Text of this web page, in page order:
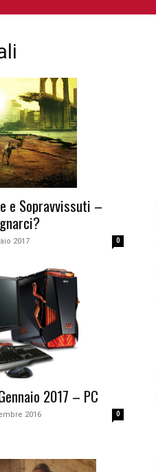
e Sopravvissuti –
2017 0
2017 – PC
2016 0